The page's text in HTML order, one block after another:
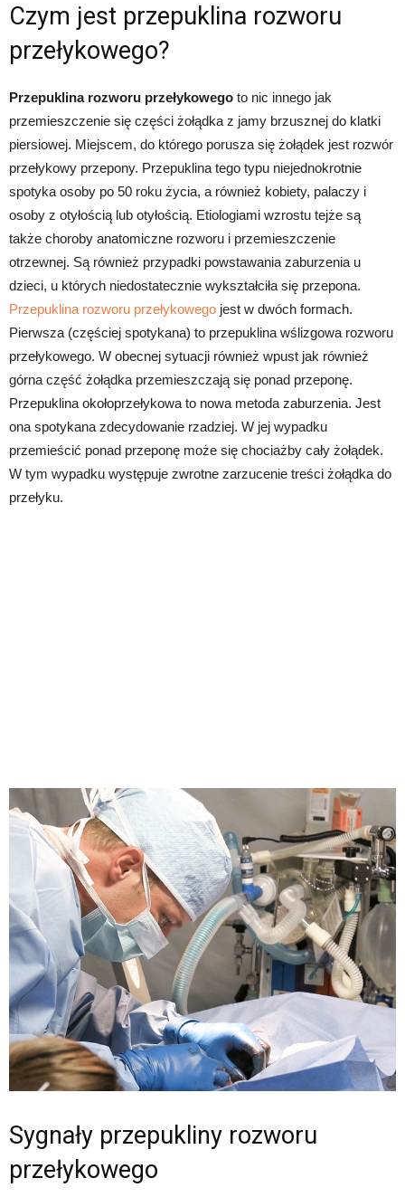
Czym jest przepuklina rozworu
przełykowego?
Przepuklina rozworu przełykowego to nic innego jak
przemieszczenie się części żołądka z jamy brzusznej do klatki
piersiowej. Miejscem, do którego porusza się żołądek jest rozwór
przełykowy przepony. Przepuklina tego typu niejednokrotnie
spotyka osoby po 50 roku życia, a również kobiety, palaczy i
osoby z otyłością lub otyłością. Etiologiami wzrostu tejże są
także choroby anatomiczne rozworu i przemieszczenie
otrzewnej. Są również przypadki powstawania zaburzenia u
dzieci, u których niedostatecznie wykształciła się przepona.
Przepuklina rozworu przełykowego jest w dwóch formach.
Pierwsza (częściej spotykana) to przepuklina wślizgowa rozworu
przełykowego. W obecnej sytuacji również wpust jak również
górna część żołądka przemieszczają się ponad przeponę.
Przepuklina okołoprzełykowa to nowa metoda zaburzenia. Jest
ona spotykana zdecydowanie rzadziej. W jej wypadku
przemieścić ponad przeponę może się chociażby cały żołądek.
W tym wypadku występuje zwrotne zarzucenie treści żołądka do
przełyku.
Sygnały przepukliny rozworu
przełykowego